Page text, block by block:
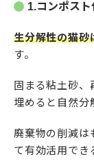
1.コンポス
生分解性の猫砂
す。
固まる粘土砂、
埋めると自然分
廃棄物の削減は
て有効活用でき